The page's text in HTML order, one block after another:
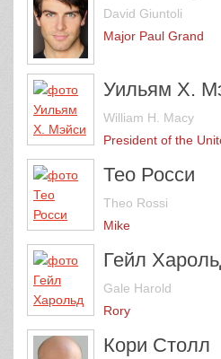
David Giuntoli
Major Paul Grand
Уильям Х.
William H. Macy
President of the
Тео Росси
Theo Rossi
Mike
Гейл
Gale Harold
Rory
Кори Столл